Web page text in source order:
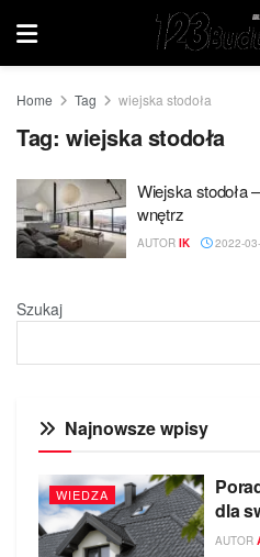
Home Tag wiejska stodoła
Tag: wiejska stodoła
Wiejska stodoła
wnętrz
AUTOR IK 2022-
Szukaj
Najnowsze wpisy
WIEDZA
dla
AUTOR